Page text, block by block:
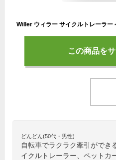
この商品を
どんどん(50代・男性)
自転車でラクラク牽引ができ
イクルトレーラー、ペットカ